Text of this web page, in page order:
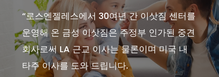
“로스엔젤레스에서 30여년 간 이삿짐 센터를
운영해 온 금성 이삿짐은 주정부 인가된 중견
회사로써 LA 근교 이사는 물론이며 미국 내
타주 이사를 도와 드립니다.